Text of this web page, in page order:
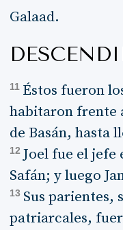
Galaad.
11 Éstos fueron
habitaron frente
de Basán, hasta
12 Joel fue el jefe
Safán; y luego
13 Sus parientes,
patriarcales,